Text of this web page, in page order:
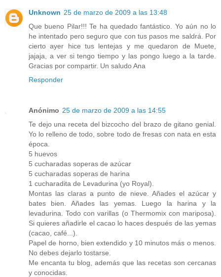
Unknown 25 de marzo de 2009 a las 13:48
Que bueno Pilar!!! Te ha quedado fantástico. Yo aún no lo
he intentado pero seguro que con tus pasos me saldrá. Por
cierto ayer hice tus lentejas y me quedaron de Muete,
jajaja, a ver si tengo tiempo y las pongo luego a la tarde.
Gracias por compartir. Un saludo Ana
Responder
Anónimo 25 de marzo de 2009 a las 14:55
Te dejo una receta del bizcocho del brazo de gitano genial.
Yo lo relleno de todo, sobre todo de fresas con nata en esta
época.
5 huevos
5 cucharadas soperas de azúcar
5 cucharadas soperas de harina
1 cucharadita de Levadurina (yo Royal).
Montas las claras a punto de nieve. Añades el azúcar y
bates bien. Añades las yemas. Luego la harina y la
levadurina. Todo con varillas (o Thermomix con mariposa).
Si quieres añadirle el cacao lo haces después de las yemas
(cacao, café...).
Papel de horno, bien extendido y 10 minutos más o menos.
No debes dejarlo tostarse.
Me encanta tu blog, además que las recetas son cercanas
y conocidas.